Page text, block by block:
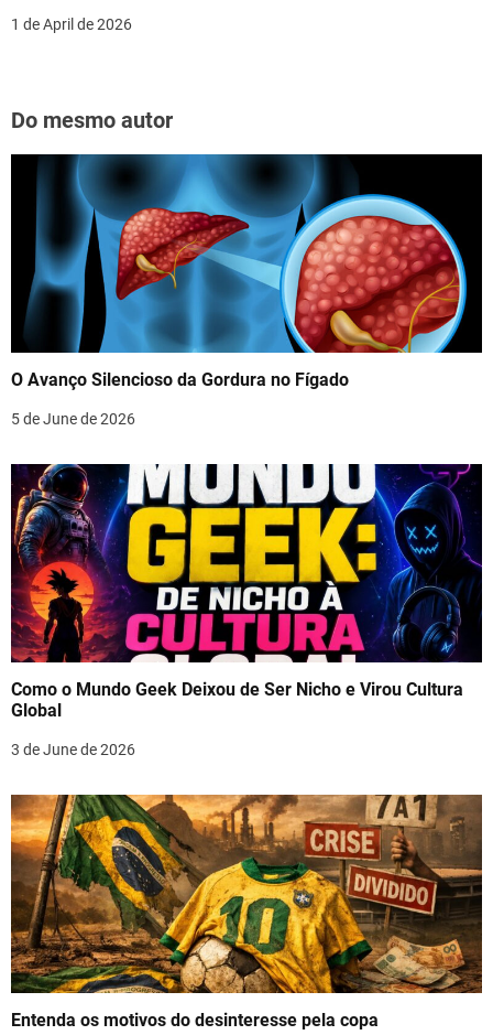
1 de April de 2026
Do mesmo autor
O Avanço Silencioso da Gordura no Fígado
5 de June de 2026
Como o Mundo Geek Deixou de Ser Nicho e Virou Cultura
Global
3 de June de 2026
Entenda os motivos do desinteresse pela copa